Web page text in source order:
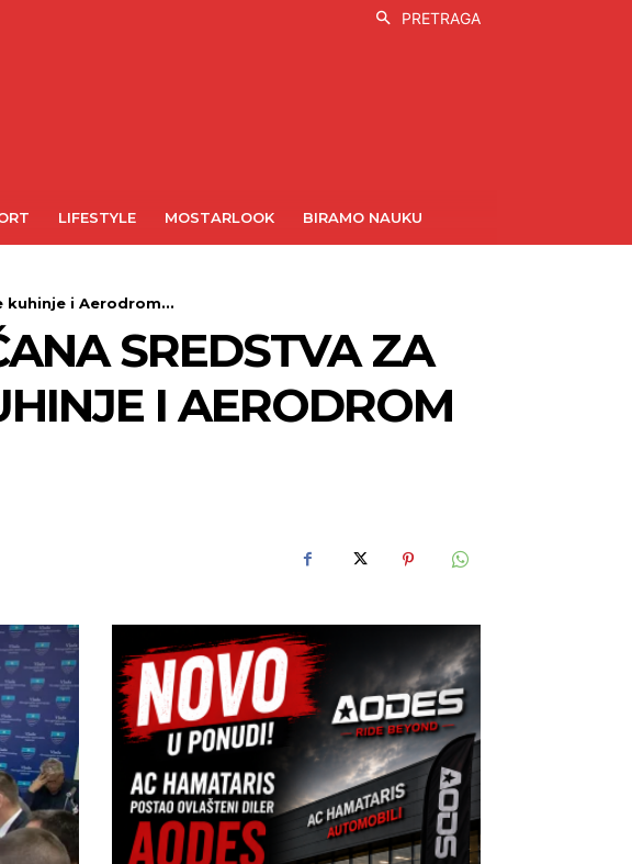
PRETRAGA
LIFESTYLE MOSTARLOOK BIRAMO NAUKU
kuhinje i Aerodrom...
SREDSTVA ZA
I AERODROM